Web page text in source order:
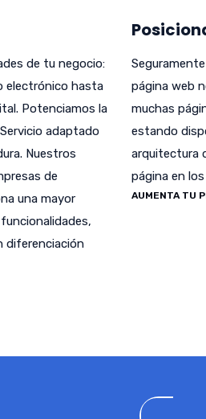
de tu negocio:
electrónico hasta
Potenciamos la
adaptado
Nuestros
de
una mayor
diferenciación
página web
muchas
estando
arquitectura
página en
AUMENTA TU